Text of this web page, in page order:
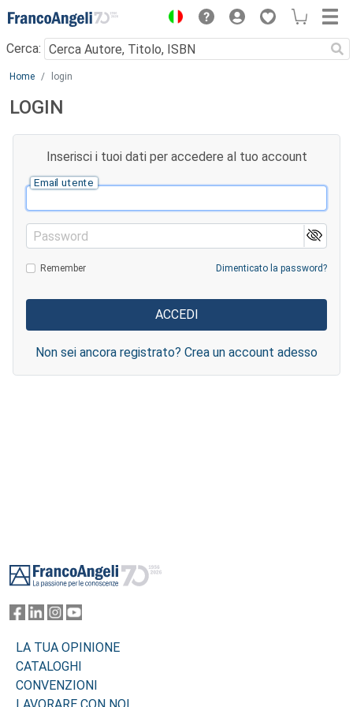
Menu
Cerca:
Main content
Home login
LOGIN
Inserisci i tuoi dati per accedere al tuo account
Email utente
Password
Remember Dimenticato la password?
Non sei ancora registrato? Crea un account adesso
LA TUA OPINIONE
CATALOGHI
CONVENZIONI